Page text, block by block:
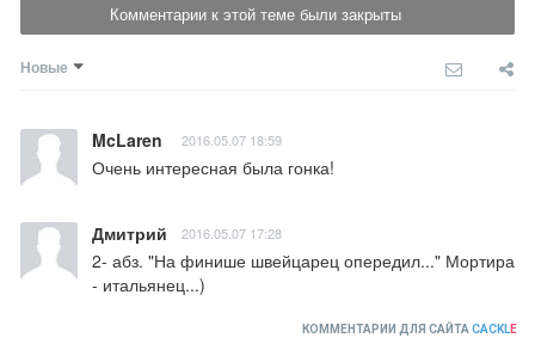
Комментарии к этой теме были закрыты
Новые
McLaren 2016.05.07 18:59
Очень интересная была гонка!
Дмитрий 2016.05.07 17:28
2- абз. "На финише швейцарец опередил..." Мортира
- итальянец...)
КОММЕНТАРИИ ДЛЯ САЙТА CACKLE